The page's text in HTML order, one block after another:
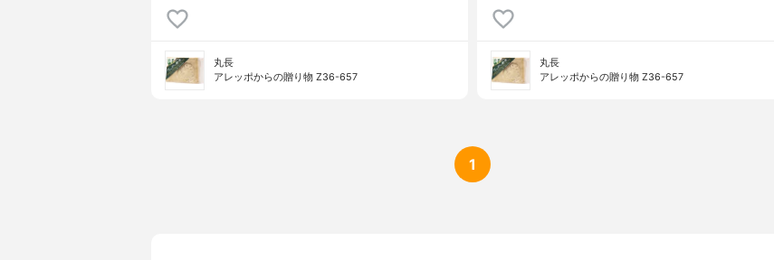
丸長
アレッポからの贈り物 Z36-657
丸長
アレッポからの贈り物 Z36-657
1